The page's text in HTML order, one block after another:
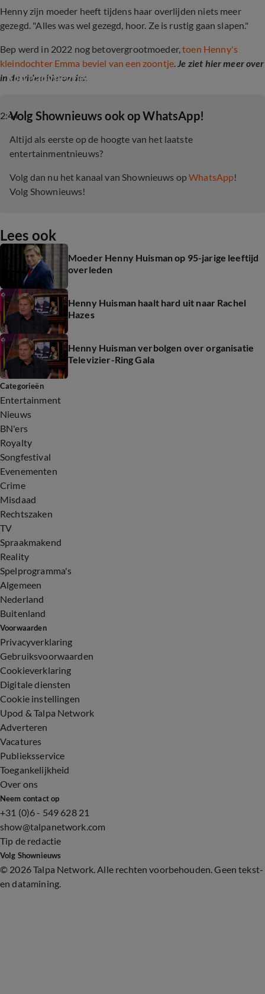
Henny zijn moeder heeft tijdens haar overlijden niets meer
gezegd. "Alles was wel gezegd, hoor. Ze is rustig gaan slapen."
Bep werd in 2022 nog betovergrootmoeder,toen Henny's
kleindochter Emma beviel van een zoontje.Je ziet hier meer over
in de video hieronder.
2:44
Op babybezoek bij Henny Huisman
‎Volg Shownieuws ook op WhatsApp!
Altijd als eerste op de hoogte van het laatste
entertainmentnieuws?
Volg dan nu het kanaal van Shownieuws opWhatsApp!
Volg Shownieuws!
Lees ook
Moeder Henny Huisman op 95-jarige leeftijd
overleden
Henny Huisman haalt hard uit naar Rachel
Hazes
Henny Huisman verbolgen over organisatie
Televizier-Ring Gala
Categorieën
Entertainment
Nieuws
BN'ers
Royalty
Songfestival
Evenementen
Crime
Misdaad
Rechtszaken
TV
Spraakmakend
Reality
Spelprogramma's
Algemeen
Nederland
Buitenland
Voorwaarden
Privacyverklaring
Gebruiksvoorwaarden
Cookieverklaring
Digitale diensten
Cookie instellingen
Upod & Talpa Network
Adverteren
Vacatures
Publieksservice
Toegankelijkheid
Over ons
Neem contact op
+31 (0)6 - 549 628 21
show@talpanetwork.com
Tip de redactie
Volg Shownieuws
© 2026 Talpa Network. Alle rechten voorbehouden. Geen tekst-
en datamining.